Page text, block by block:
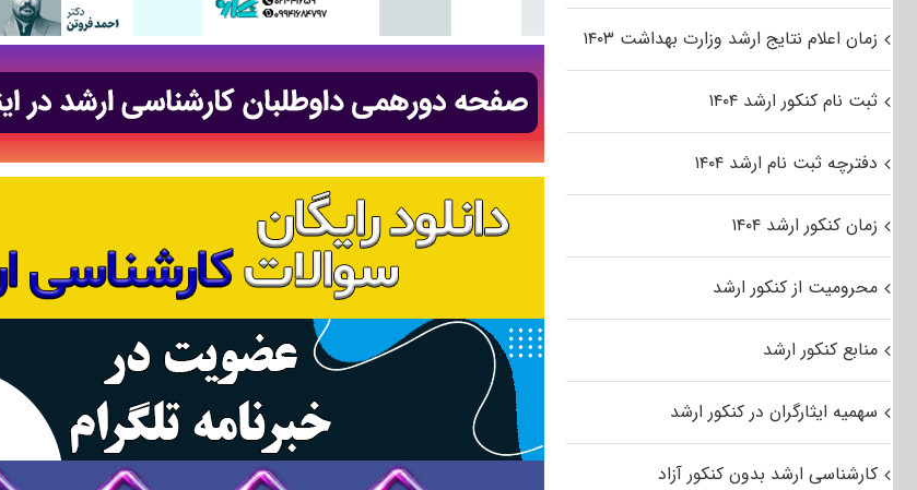
زمان اعلام نتایج ارشد وزارت بهداشت ۱۴۰۳
ثبت نام کنکور ارشد ۱۴۰۴
دفترچه ثبت نام ارشد ۱۴۰۴
زمان کنکور ارشد ۱۴۰۴
محرومیت از کنکور ارشد
منابع کنکور ارشد
سهمیه ایثارگران در کنکور ارشد
کارشناسی ارشد بدون کنکور آزاد